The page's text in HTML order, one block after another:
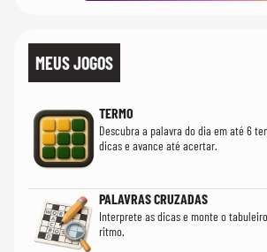
MEUS JOGOS
TERMO
Descubra a palavra do dia em até 6
dicas e avance até acertar.
PALAVRAS CRUZADAS
Interprete as dicas e monte o
ritmo.